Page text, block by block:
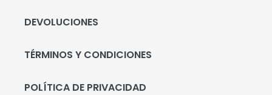
DEVOLUCIONES
TÉRMINOS Y CONDICIONES
POLÍTICA DE PRIVACIDAD